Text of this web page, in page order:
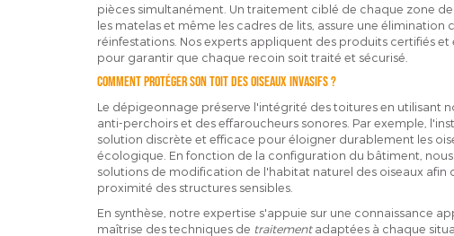
pièces simultanément. Un traitement ciblé de chaque zone de
les matelas et même les cadres de lits, assure une
réinfestations. Nos experts appliquent des produits certifiés
pour garantir que chaque recoin soit traité et sécurisé.
Comment protéger son toit des oiseaux invasifs ?
Le dépigeonnage préserve l'intégrité des toitures en utilisant
anti-perchoirs et des effaroucheurs sonores. Par exemple,
solution discrète et efficace pour éloigner durablement les
écologique. En fonction de la configuration du bâtiment,
solutions de modification de l'habitat naturel des oiseaux afin
proximité des structures sensibles.
En synthèse, notre expertise s'appuie sur une connaissance
maîtrise des techniques de traitementadaptées à chaque